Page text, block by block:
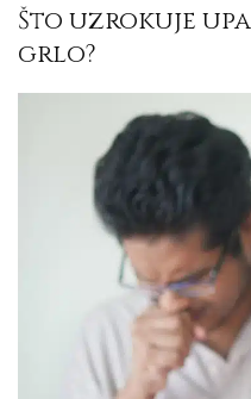
Što uzrokuje
grlo?